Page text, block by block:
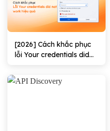
[2026] Cách khắc phục
lỗi Your credentials did